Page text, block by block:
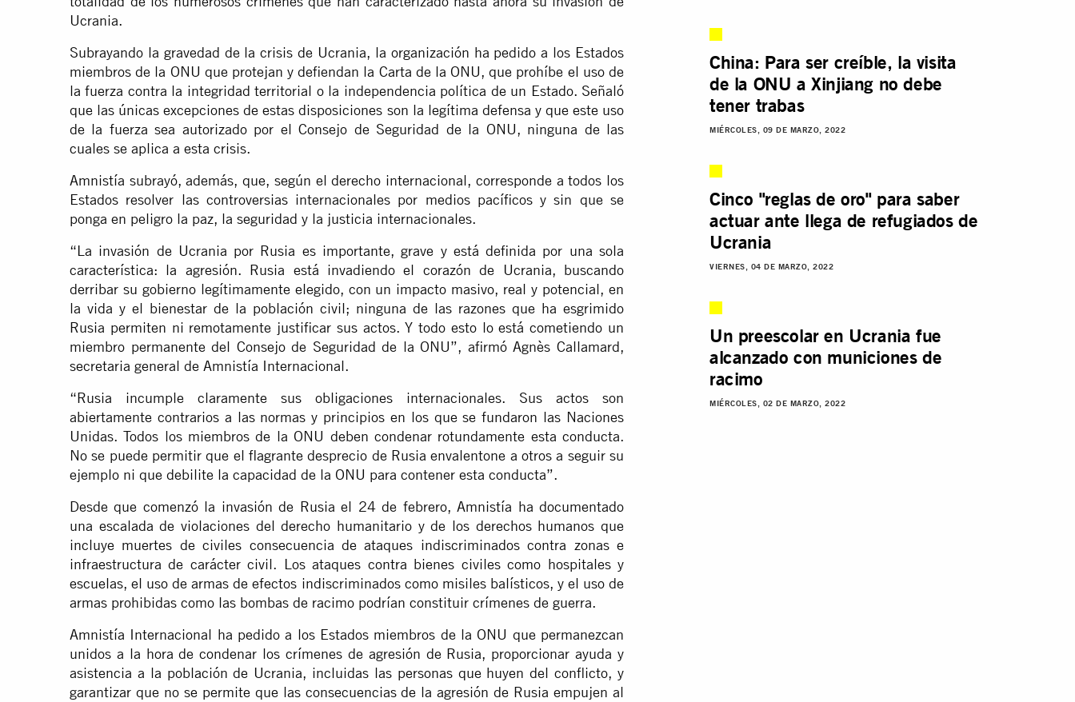
Ucrania.
Subrayando la gravedad de la crisis de Ucrania, la organización ha pedido a los Estados
miembros de la ONU que protejan y defiendan la Carta de la ONU, que prohíbe el uso de
la fuerza contra la integridad territorial o la independencia política de un Estado. Señaló
que las únicas excepciones de estas disposiciones son la legítima defensa y que este uso
de la fuerza sea autorizado por el Consejo de Seguridad de la ONU, ninguna de las
cuales se aplica a esta crisis.
Amnistía subrayó, además, que, según el derecho internacional, corresponde a todos los
Estados resolver las controversias internacionales por medios pacíficos y sin que se
ponga en peligro la paz, la seguridad y la justicia internacionales.
“La invasión de Ucrania por Rusia es importante, grave y está definida por una sola
característica: la agresión. Rusia está invadiendo el corazón de Ucrania, buscando
derribar su gobierno legítimamente elegido, con un impacto masivo, real y potencial, en
la vida y el bienestar de la población civil; ninguna de las razones que ha esgrimido
Rusia permiten ni remotamente justificar sus actos. Y todo esto lo está cometiendo un
miembro permanente del Consejo de Seguridad de la ONU”, afirmó Agnès Callamard,
secretaria general de Amnistía Internacional.
“Rusia incumple claramente sus obligaciones internacionales. Sus actos son
abiertamente contrarios a las normas y principios en los que se fundaron las Naciones
Unidas. Todos los miembros de la ONU deben condenar rotundamente esta conducta.
No se puede permitir que el flagrante desprecio de Rusia envalentone a otros a seguir su
ejemplo ni que debilite la capacidad de la ONU para contener esta conducta”.
Desde que comenzó la invasión de Rusia el 24 de febrero, Amnistía ha documentado
una escalada de violaciones del derecho humanitario y de los derechos humanos que
incluye muertes de civiles consecuencia de ataques indiscriminados contra zonas e
infraestructura de carácter civil. Los ataques contra bienes civiles como hospitales y
escuelas, el uso de armas de efectos indiscriminados como misiles balísticos, y el uso de
armas prohibidas como las bombas de racimo podrían constituir crímenes de guerra.
Amnistía Internacional ha pedido a los Estados miembros de la ONU que permanezcan
unidos a la hora de condenar los crímenes de agresión de Rusia, proporcionar ayuda y
asistencia a la población de Ucrania, incluidas las personas que huyen del conflicto, y
garantizar que no se permite que las consecuencias de la agresión de Rusia empujen al
China: Para ser creíble, la visita
de la ONU a Xinjiang no debe
tener trabas
MIÉRCOLES, 09 DE MARZO, 2022
Cinco "reglas de oro" para saber
actuar ante llega de refugiados de
Ucrania
VIERNES, 04 DE MARZO, 2022
Un preescolar en Ucrania fue
alcanzado con municiones de
racimo
MIÉRCOLES, 02 DE MARZO, 2022